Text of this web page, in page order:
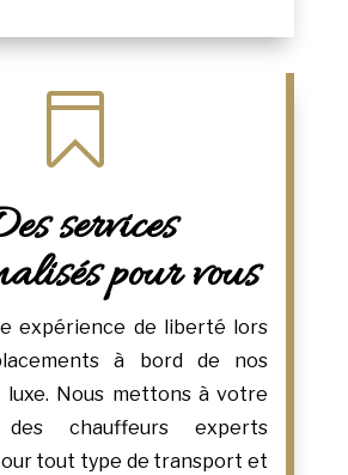

services
pour vous
expérience de liberté lors
à bord de nos
luxe. Nous mettons à votre
des chauffeurs experts
tout type de transport et